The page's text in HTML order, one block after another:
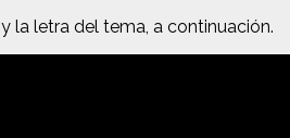
y la letra del tema, a continuación.